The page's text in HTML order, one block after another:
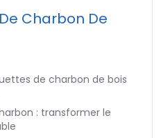
Charbon De
de charbon de bois
: transformer le